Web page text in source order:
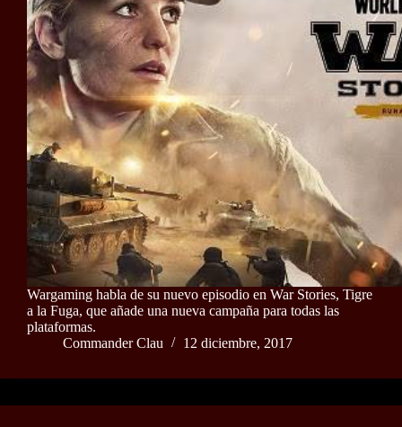
Wargaming habla de su nuevo episodio en War Stories, Tigre
a la Fuga, que añade una nueva campaña para todas las
plataformas.
Commander Clau
12 diciembre, 2017